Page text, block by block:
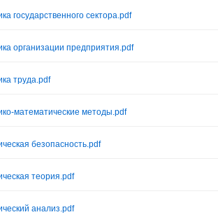
государственного сектора.pdf
организации предприятия.pdf
труда.pdf
математические методы.pdf
безопасность.pdf
теория.pdf
анализ.pdf